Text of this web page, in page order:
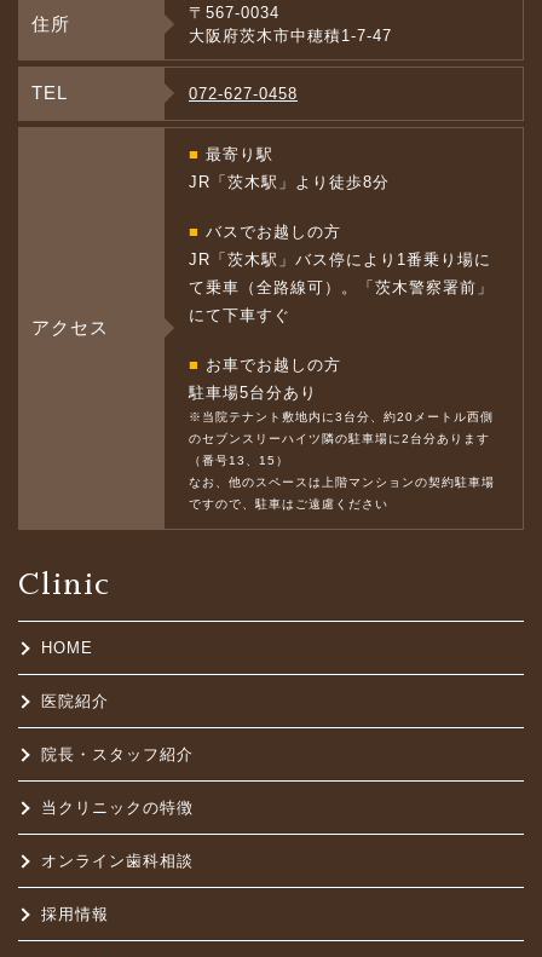
Clinic
HOME
医院紹介
院長・スタッフ紹介
当クリニックの特徴
オンライン歯科相談
採用情報
住所
〒567-0034
大阪府茨木市中穂積1-7-47
TEL 072-627-0458
アクセス
■ 最寄り駅
JR「茨木駅」より徒歩8分
■ バスでお越しの方
JR「茨木駅」バス停により1番乗り場に
て乗車（全路線可）。「茨木警察署前」
にて下車すぐ
■ お車でお越しの方
駐車場5台分あり
※当院テナント敷地内に3台分、約20メートル西側
のセブンスリーハイツ隣の駐車場に2台分あります
（番号13、15）
なお、他のスペースは上階マンションの契約駐車場
ですので、駐車はご遠慮ください